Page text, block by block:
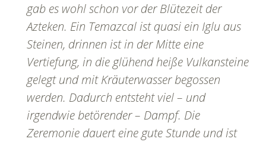
gab es wohl schon vor der Blütezeit der
Azteken. Ein Temazcal ist quasi ein Iglu aus
Steinen, drinnen ist in der Mitte eine
Vertiefung, in die glühend heiße Vulkansteine
gelegt und mit Kräuterwasser begossen
werden. Dadurch entsteht viel – und
irgendwie betörender – Dampf. Die
Zeremonie dauert eine gute Stunde und ist